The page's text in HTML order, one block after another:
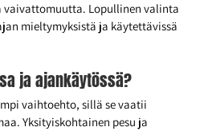
vaivattomuutta. Lopullinen valinta
mieltymyksistä ja käytettävissä
ja ajankäytössä?
vaihtoehto, sillä se vaatii
Yksityiskohtainen pesu ja